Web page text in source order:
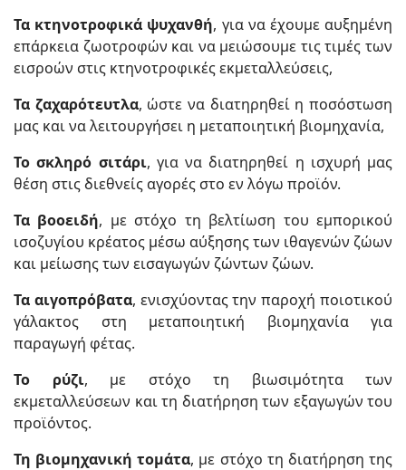
Τα κτηνοτροφικά ψυχανθή, για να έχουμε αυξημένη
επάρκεια ζωοτροφών και να μειώσουμε τις τιμές των
εισροών στις κτηνοτροφικές εκμεταλλεύσεις,
Τα ζαχαρότευτλα, ώστε να διατηρηθεί η ποσόστωση
μας και να λειτουργήσει η μεταποιητική βιομηχανία,
Το σκληρό σιτάρι, για να διατηρηθεί η ισχυρή μας
θέση στις διεθνείς αγορές στο εν λόγω προϊόν.
Τα βοοειδή, με στόχο τη βελτίωση του εμπορικού
ισοζυγίου κρέατος μέσω αύξησης των ιθαγενών ζώων
και μείωσης των εισαγωγών ζώντων ζώων.
Τα αιγοπρόβατα, ενισχύοντας την παροχή ποιοτικού
γάλακτος στη μεταποιητική βιομηχανία για
παραγωγή φέτας.
Το ρύζι, με στόχο τη βιωσιμότητα των
εκμεταλλεύσεων και τη διατήρηση των εξαγωγών του
προϊόντος.
Τη βιομηχανική τομάτα, με στόχο τη διατήρηση της